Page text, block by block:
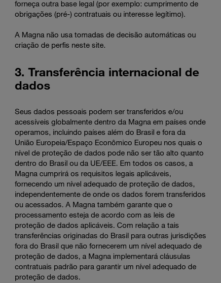
forneça outra base legal (por exemplo: cumprimento de
obrigações (pré-) contratuais ou interesse legítimo).
A Magna não usa tomadas de decisão automáticas ou
criação de perfis neste site.
3. Transferência internacional de
dados
Seus dados pessoais podem ser transferidos e/ou
acessíveis globalmente dentro da Magna em países onde
operamos, incluindo países além do Brasil e fora da
União Europeia/Espaço Econômico Europeu nos quais o
nível de proteção de dados pode não ser tão alto quanto
dentro do Brasil ou da UE/EEE. Em todos os casos, a
Magna cumprirá os requisitos legais aplicáveis,
fornecendo um nível adequado de proteção de dados,
independentemente de onde os dados forem transferidos
ou acessados. A Magna também garante que o
processamento esteja de acordo com as leis de
proteção de dados aplicáveis. Com relação a tais
transferências originadas do Brasil para outras jurisdições
fora do Brasil que não fornecerem um nível adequado de
proteção de dados, a Magna implementará cláusulas
contratuais padrão para garantir um nível adequado de
proteção de dados.